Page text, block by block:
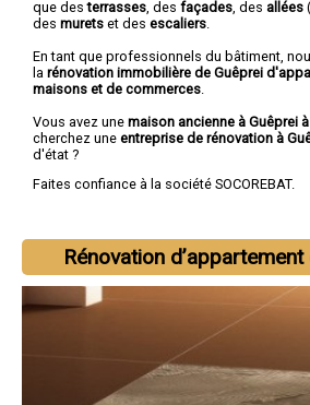
que desterrasses , des façades , des allées
des murets et des escaliers
En tant que professionnels du bâtiment,
la rénovation immobilière de Guêprei
maisons et de commerces
Vous avez une maison ancienne à Guêprei
cherchez une entreprise de rénovation à
d'état ?
Faites confiance à la société SOCOREBAT.
Rénovation